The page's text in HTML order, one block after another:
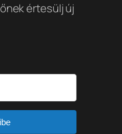
értesülj új